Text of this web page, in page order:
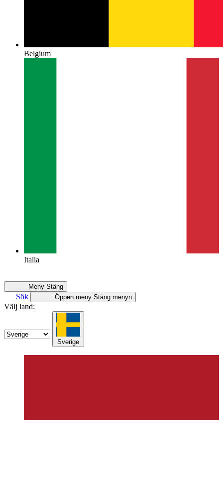
Belgium
Italia
Meny Stäng
Sök Öppen meny Stäng menyn
Välj land:
Sverige